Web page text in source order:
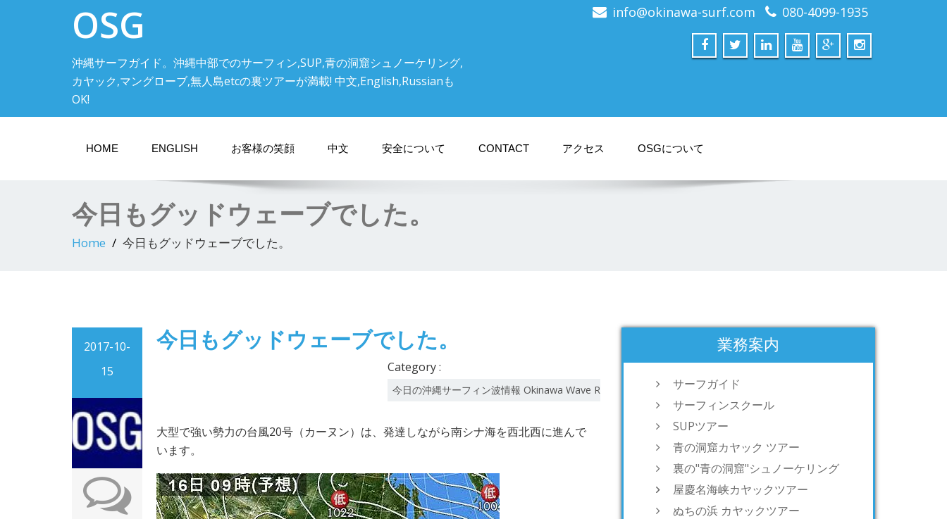
OSG
沖縄サーフガイド。沖縄中部でのサーフィン,SUP,青の洞窟シュノーケリング,
カヤック,マングローブ,無人島etcの裏ツアーが満載! 中文,English,Russianも
OK!
info@okinawa-surf.com 080-4099-1935
HOME ENGLISH お客様の笑顔 中文 安全について CONTACT アクセス OSGについて
今日もグッドウェーブでした。
Home 今日もグッドウェーブでした。
2017-10-
15
今日もグッドウェーブでした。
Category :
今日の沖縄サーフィン波情報 Okinawa Wave Report
大型で強い勢力の台風20号（カーヌン）は、発達しながら南シナ海を西北西に進んで
います。
業務案内
サーフガイド
サーフィンスクール
SUPツアー
青の洞窟カヤック ツアー
裏の"青の洞窟"シュノーケリング
屋慶名海峡カヤックツアー
ぬちの浜 カヤックツアー